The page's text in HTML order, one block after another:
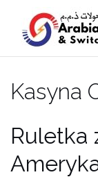
Kasyna
Ruletka